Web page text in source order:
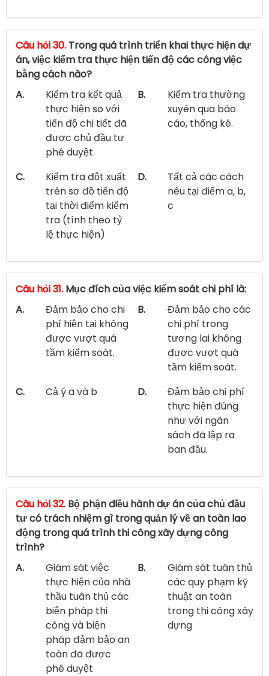
Câu hỏi 30. Trong quá trình triển khai thực hiện dự
án, việc kiểm tra thực hiện tiến độ các công việc
bằng cách nào?
A.
Kiểm tra kết quả
thực hiện so với
tiến độ chi tiết đã
được chủ đầu tư
phê duyệt
B.
Kiểm tra thường
xuyên qua báo
cáo, thống kê.
C.
Kiểm tra đột xuất
trên sơ đồ tiến độ
tại thời điểm kiểm
tra (tính theo tỷ
lệ thực hiện)
D.
Tất cả các cách
nêu tại điểm a, b,
c
Câu hỏi 31. Mục đích của việc kiểm soát chi phí là:
A.
Đảm bảo cho chi
phí hiện tại không
được vượt quá
tầm kiểm soát.
B.
Đảm bảo cho các
chi phí trong
tương lai không
được vượt quá
tầm kiểm soát.
C.
Cả ý a và b D.
Đảm bảo chi phí
thực hiện đúng
như với ngân
sách đã lập ra
ban đầu.
Câu hỏi 32. Bộ phận điều hành dự án của chủ đầu
tư có trách nhiệm gì trong quản lý về an toàn lao
động trong quá trình thi công xây dựng công
trình?
A.
Giám sát việc
thực hiện của nhà
thầu tuân thủ các
biện pháp thi
công và biện
pháp đảm bảo an
toàn đã được
phê duyệt
B.
Giám sát tuân thủ
các quy phạm kỹ
thuật an toàn
trong thi công xây
dựng